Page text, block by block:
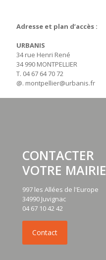
Adresse et plan d’accès :
URBANIS
34 rue Henri René
34 990 MONTPELLIER
T. 04 67 64 70 72
@. montpellier@urbanis.fr
CONTACTER
VOTRE MAIRIE
997 les Allées de l'Europe
34990 Juvignac
04 67 10 42 42